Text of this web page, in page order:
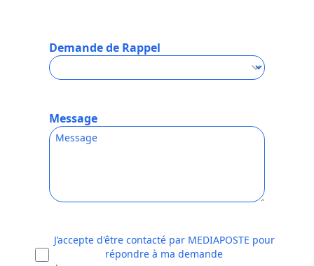
Demande de Rappel
Message
J’accepte d'être contacté par MEDIAPOSTE pour
répondre à ma demande